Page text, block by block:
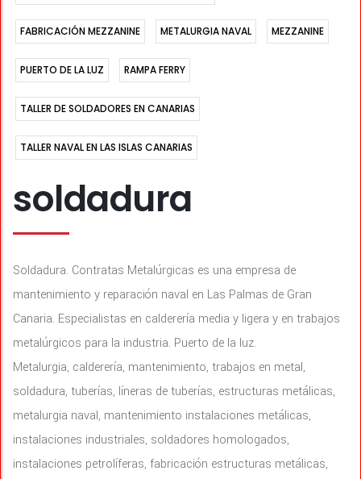
FABRICACIÓN MEZZANINE METALURGIA NAVAL MEZZANINE
PUERTO DE LA LUZ RAMPA FERRY
TALLER DE SOLDADORES EN CANARIAS
TALLER NAVAL EN LAS ISLAS CANARIAS
soldadura
Soldadura. Contratas Metalúrgicas es una empresa de
mantenimiento y reparación naval en Las Palmas de Gran
Canaria. Especialistas en calderería media y ligera y en trabajos
metalúrgicos para la industria. Puerto de la luz.
Metalurgia, calderería, mantenimiento, trabajos en metal,
soldadura, tuberías, líneras de tuberías, estructuras metálicas,
metalurgia naval, mantenimiento instalaciones metálicas,
instalaciones industriales, soldadores homologados,
instalaciones petrolíferas, fabricación estructuras metálicas,